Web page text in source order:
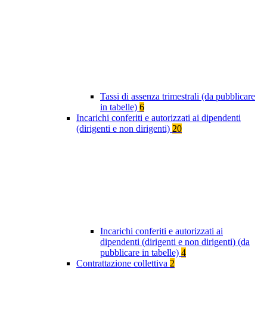
Tassi di assenza trimestrali (da pubblicare
in tabelle) 6
Incarichi conferiti e autorizzati ai dipendenti
(dirigenti e non dirigenti) 20
Incarichi conferiti e autorizzati ai
dipendenti (dirigenti e non dirigenti) (da
pubblicare in tabelle) 4
Contrattazione collettiva 2